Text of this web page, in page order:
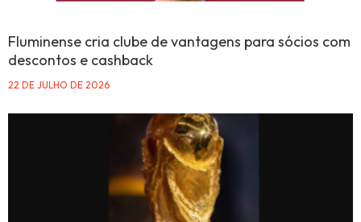
Fluminense cria clube de vantagens para sócios com
descontos e cashback
22 DE JULHO DE 2026